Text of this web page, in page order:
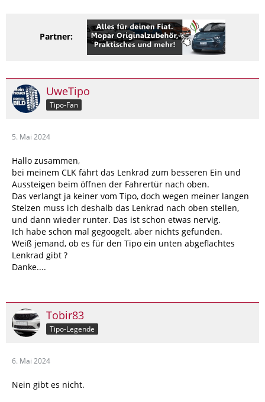
Partner:
UweTipo
Tipo-Fan
5. Mai 2024
Hallo zusammen,
bei meinem CLK fährt das Lenkrad zum besseren Ein und
Aussteigen beim öffnen der Fahrertür nach oben.
Das verlangt ja keiner vom Tipo, doch wegen meiner langen
Stelzen muss ich deshalb das Lenkrad nach oben stellen,
und dann wieder runter. Das ist schon etwas nervig.
Ich habe schon mal gegoogelt, aber nichts gefunden.
Weiß jemand, ob es für den Tipo ein unten abgeflachtes
Lenkrad gibt ?
Danke....
Tobir83
Tipo-Legende
6. Mai 2024
Nein gibt es nicht.